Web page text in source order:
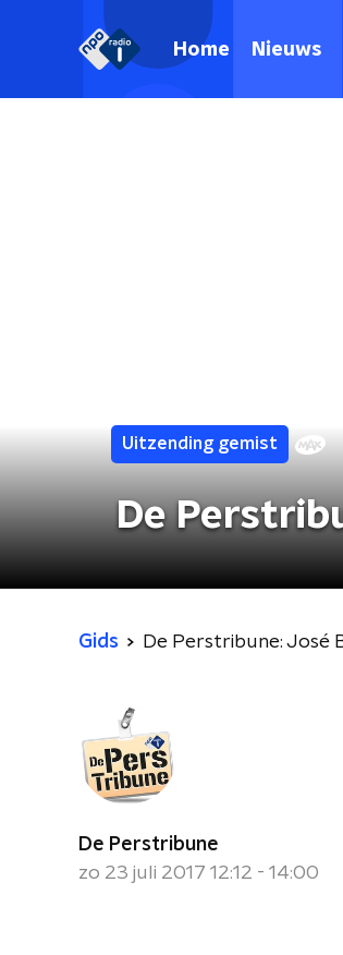
Home Nieuws
Uitzending gemist
De
Gids De Perstribune: José
De Perstribune
zo 23 juli 2017 12:12 - 14:00